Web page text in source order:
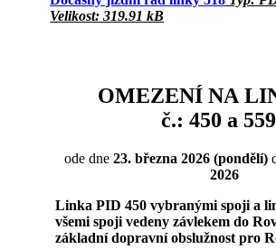
Velikost: 319.91 kB
OMEZENÍ NA
č.: 450 a 559
ode dne 23. března 2026 (pondělí)
2026
Linka PID 450 vybranými spoji a
všemi spoji vedeny závlekem do
základní dopravní obslužnost pro